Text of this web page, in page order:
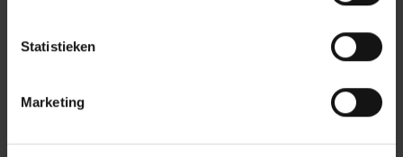
Statistieken
Marketing
Kennisbank